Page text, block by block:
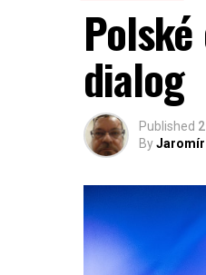
dialog
Published
By